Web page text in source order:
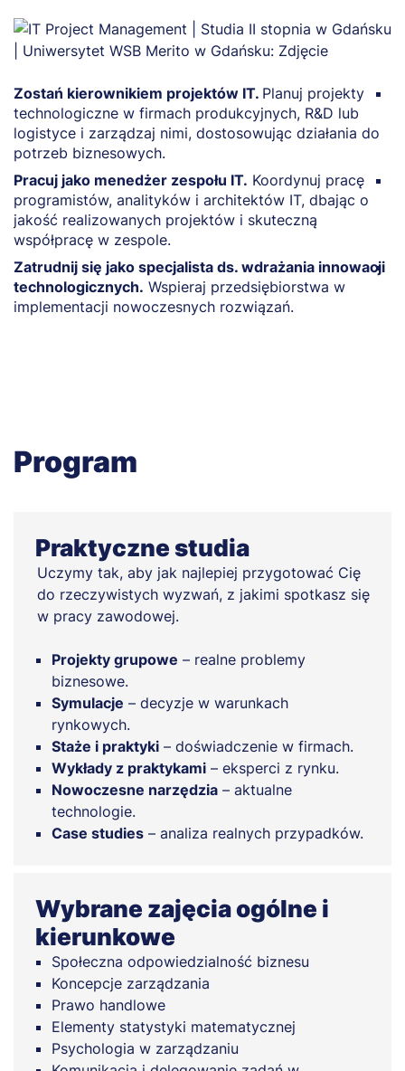
Zostań kierownikiem projektów IT. Planuj projekty
technologiczne w firmach produkcyjnych, R&D lub
logistyce i zarządzaj nimi, dostosowując działania do
potrzeb biznesowych.
Pracuj jako menedżer zespołu IT. Koordynuj pracę
programistów, analityków i architektów IT, dbając o
jakość realizowanych projektów i skuteczną
współpracę w zespole.
Zatrudnij się jako specjalista ds. wdrażania innowacji
technologicznych. Wspieraj przedsiębiorstwa w
implementacji nowoczesnych rozwiązań.
Program
Praktyczne studia
Uczymy tak, aby jak najlepiej przygotować Cię
do rzeczywistych wyzwań, z jakimi spotkasz się
w pracy zawodowej.
Projekty grupowe – realne problemy
biznesowe.
Symulacje – decyzje w warunkach
rynkowych.
Staże i praktyki – doświadczenie w firmach.
Wykłady z praktykami – eksperci z rynku.
Nowoczesne narzędzia – aktualne
technologie.
Case studies – analiza realnych przypadków.
Wybrane zajęcia ogólne i
kierunkowe
Społeczna odpowiedzialność biznesu
Koncepcje zarządzania
Prawo handlowe
Elementy statystyki matematycznej
Psychologia w zarządzaniu